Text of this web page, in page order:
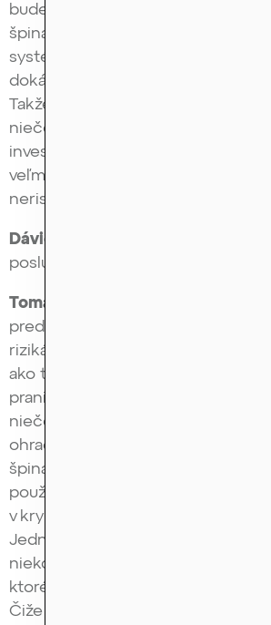
bude odpoveď vychádzať z toho,
špinavé peniaze perú cez tradičný
systém, tak niektorí kriminálnici
dokáže v nejakej miere poslúžiť aj
Takže aj tieto veci sa tam dejú.
niečo, čo bežného používateľa
investora – nazvime ho retailovým
veľmi trápiť nemusí. Tam veľa
neriskuje.
Dávid Krajcár:
poslucháči nechcú návod, ako
Tomáš Urban:
predpokladáme dobrý úmysel.
riziká alebo nástrahy nehrozia. Ale
ako to funguje. Kryptosvet v
pranie špinavých peňazí používaný
niečo, voči čomu ja vždy cítim
ohradiť, že krypto nebolo
špinavých peňazí a nie je naň ani
používané. Veľmi často ten naratív
v kryptosvete sa perú peniaze, ale
Jednak tie štatistiky a čísla sa
niekde v rozmedzí 0,1 až 0,6 %
ktoré sú používané na pranie
Čiže veľký zlomok a ešte väčší